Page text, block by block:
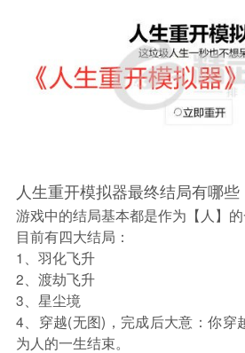
人生重开模拟器最终结局有哪些
游戏中的结局基本都是作为【人】的
目前有四大结局：
1、羽化飞升
2、渡劫飞升
3、星尘境
4、穿越(无图)，完成后大意：你穿
为人的一生结束。